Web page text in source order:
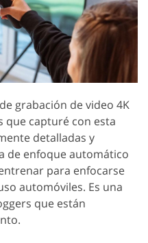
grabación de video 4K
que capturé con esta
detalladas y
de enfoque automático
para enfocarse
automóviles. Es una
que están